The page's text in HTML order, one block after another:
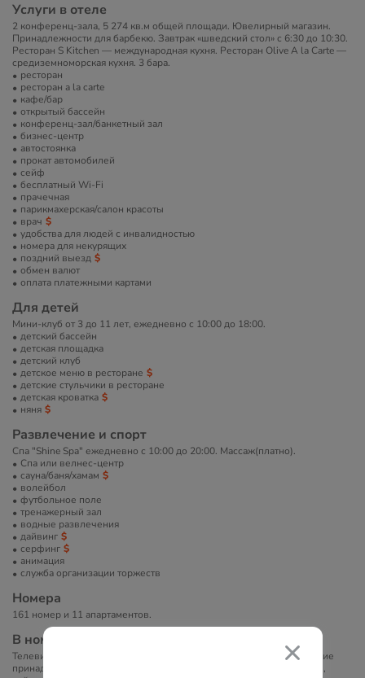
Услуги в отеле
2 конференц-зала, 5 274 кв.м общей площади. Ювелирный магазин.
Принадлежности для барбекю. Завтрак «шведский стол» с 6:30 до 10:30.
Ресторан S Kitchen — международная кухня. Ресторан Olive A la Carte —
средиземноморская кухня. 3 бара.
ресторан
ресторан a la carte
кафе/бар
открытый бассейн
конференц-зал/банкетный зал
бизнес-центр
автостоянка
прокат автомобилей
сейф
бесплатный Wi-Fi
прачечная
парикмахерская/салон красоты
врач
удобства для людей с инвалидностью
номера для некурящих
поздний выезд
обмен валют
оплата платежными картами
Для детей
Мини-клуб от 3 до 11 лет, ежедневно с 10:00 до 18:00.
детский бассейн
детская площадка
детский клуб
детское меню в ресторане
детские стульчики в ресторане
детская кроватка
няня
Развлечение и спорт
Спа "Shine Spa" ежедневно с 10:00 до 20:00. Массаж(платно).
Спа или велнес-центр
сауна/баня/хамам
волейбол
футбольное поле
тренажерный зал
водные развлечения
дайвинг
серфинг
анимация
служба организации торжеств
Номера
161 номер и 11 апартаментов.
В номерах
Телевизор, телефон, ванна/душ, фен, халат, туалетно-косметические
принадлежности, кондиционер, мини-бар, сейф, бесплатный Wi-Fi,